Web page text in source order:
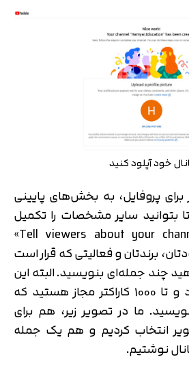
خود آپلود کنید
پروفایل، به بخش‌های پایینی
بتوانید سایر مشخصات را تکمیل
کنید. در بخش «Tell viewers about your channel»
برندتان و فعالیتی که قرار است
چند جمله‌ای بنویسید. البته این
بخش محدودیت دارد و تا 1000 کاراکتر مجاز هستید که
ما در تصویر زیر، هم برای
انتخاب کردیم و هم یک جمله
نوشتیم.